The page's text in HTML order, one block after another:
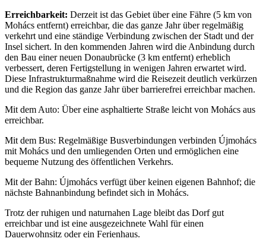
Erreichbarkeit: Derzeit ist das Gebiet über eine Fähre (5 km von
Mohács entfernt) erreichbar, die das ganze Jahr über regelmäßig
verkehrt und eine ständige Verbindung zwischen der Stadt und der
Insel sichert. In den kommenden Jahren wird die Anbindung durch
den Bau einer neuen Donaubrücke (3 km entfernt) erheblich
verbessert, deren Fertigstellung in wenigen Jahren erwartet wird.
Diese Infrastrukturmaßnahme wird die Reisezeit deutlich verkürzen
und die Region das ganze Jahr über barrierefrei erreichbar machen.
Mit dem Auto: Über eine asphaltierte Straße leicht von Mohács aus
erreichbar.
Mit dem Bus: Regelmäßige Busverbindungen verbinden Újmohács
mit Mohács und den umliegenden Orten und ermöglichen eine
bequeme Nutzung des öffentlichen Verkehrs.
Mit der Bahn: Újmohács verfügt über keinen eigenen Bahnhof; die
nächste Bahnanbindung befindet sich in Mohács.
Trotz der ruhigen und naturnahen Lage bleibt das Dorf gut
erreichbar und ist eine ausgezeichnete Wahl für einen
Dauerwohnsitz oder ein Ferienhaus.